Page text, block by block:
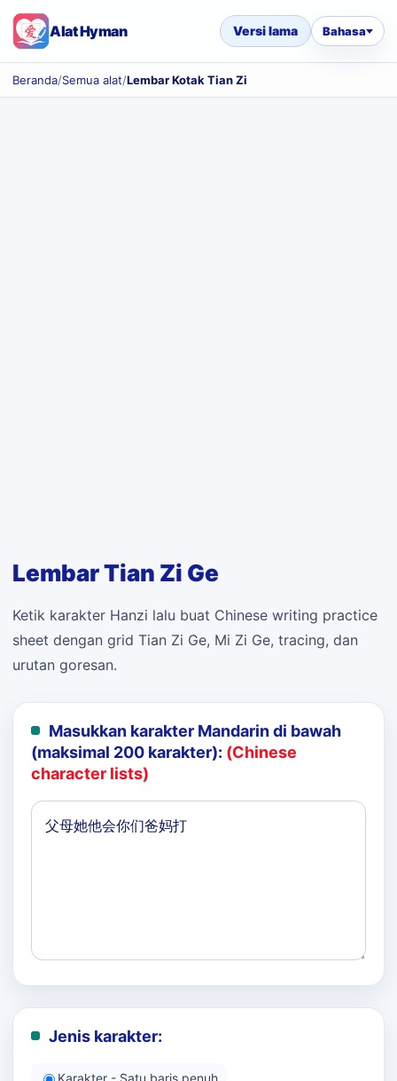
Alat Hyman Versi lama Bahasa
Beranda/Semua alat/Lembar Kotak Tian Zi
Lembar Tian Zi Ge
Ketik karakter Hanzi lalu buat Chinese writing practice
sheet dengan grid Tian Zi Ge, Mi Zi Ge, tracing, dan
urutan goresan.
Masukkan karakter Mandarin di bawah
(maksimal 200 karakter): (Chinese
character lists)
Jenis karakter:
Karakter - Satu baris penuh